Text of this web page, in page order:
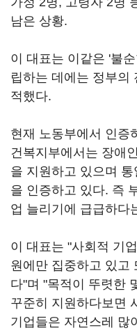
남은 상황.
이 대표는 이같은 '불
립하는 데에는 정부의
적했다.
현재 노동부에서 인증
건복지부에서는 장애
을 지원하고 있으며
을 인증하고 있다. 즉
업 늘리기에 급급하다
이 대표는 "사회적 기
원에만 집중하고 있고
다"며 "목적이 뚜렷한
꾸준히 지원하다보면
기업들은 자연스레 많